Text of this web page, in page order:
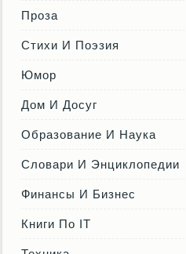
Проза
Стихи И Поэзия
Юмор
Дом И Досуг
Образование И Наука
Словари И Энциклопедии
Финансы И Бизнес
Книги По IT